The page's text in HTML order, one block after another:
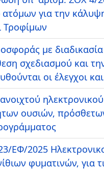
για την
Τροφίμων
με
σχεδιασμού και
οι έλεγχοι και
ουσιών,
ΕΦ/2025
φυματινών, για